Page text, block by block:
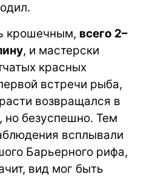
крошечным, всего 2–
, и мастерски
красных
встречи рыба,
возвращался в
но безуспешно. Тем
всплывали
Барьерного рифа,
вид мог быть